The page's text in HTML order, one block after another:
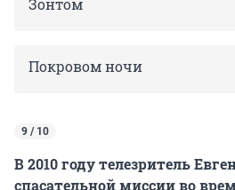
Зонтом
Покровом ночи
9 / 10
В 2010 году телезритель
спасательной миссии во